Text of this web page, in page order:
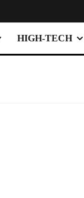
HIGH-TECH